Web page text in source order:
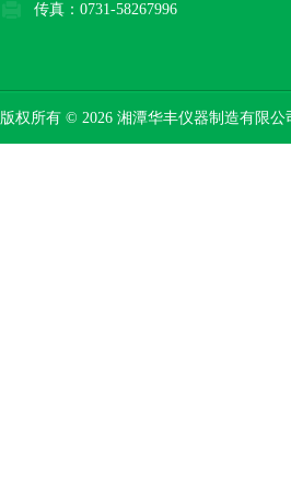
传真：0731-58267996
版权所有 © 2026 湘潭华丰仪器制造有限